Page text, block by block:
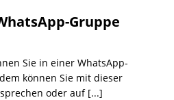
Gruppe
Sie in einer WhatsApp-
können Sie mit dieser
oder auf [...]